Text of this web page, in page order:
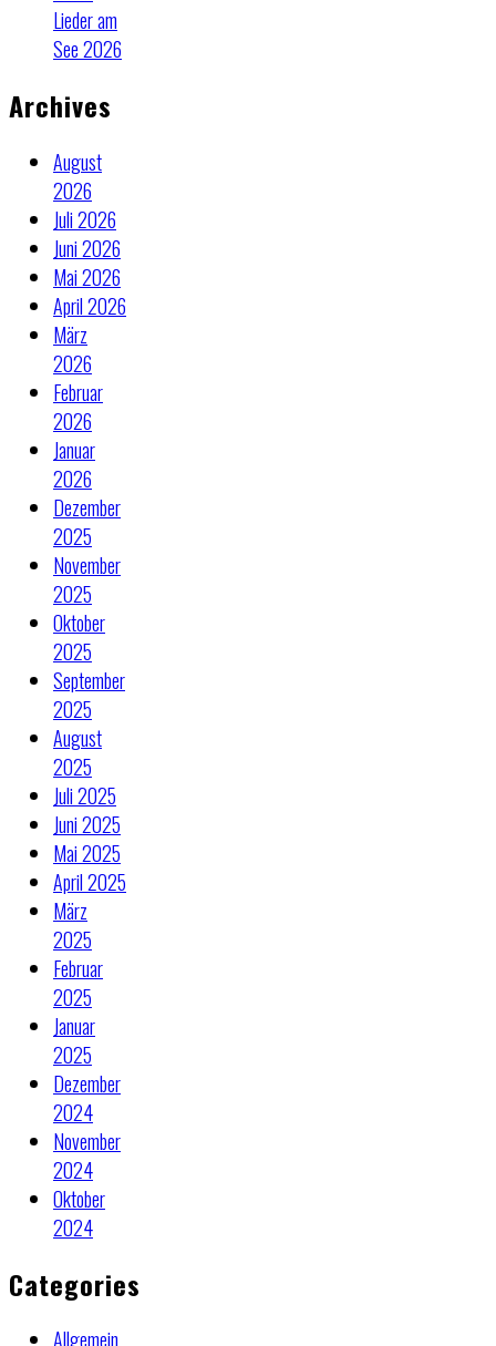
Lieder am
See 2026
Archives
August
2026
Juli 2026
Juni 2026
Mai 2026
April 2026
März
2026
Februar
2026
Januar
2026
Dezember
2025
November
2025
Oktober
2025
September
2025
August
2025
Juli 2025
Juni 2025
Mai 2025
April 2025
März
2025
Februar
2025
Januar
2025
Dezember
2024
November
2024
Oktober
2024
Categories
Allgemein